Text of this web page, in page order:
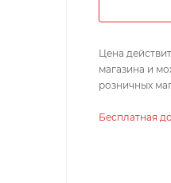
Цена
магазина и
розничных
Бесплатная